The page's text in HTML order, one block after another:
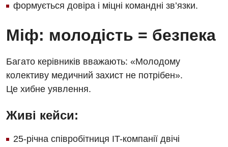
Педіатрія
формується довіра і міцні командні зв’язки.
Міф: молодість = безпека
Багато керівників вважають: «Молодому
колективу медичний захист не потрібен».
Це хибне уявлення.
Живі кейси:
25-річна співробітниця IT-компанії двічі